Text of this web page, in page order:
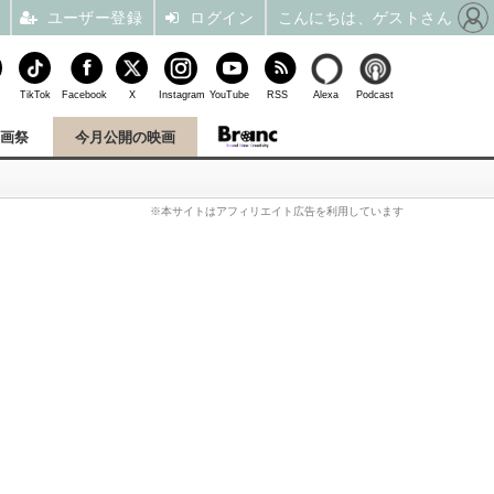
祭 今月公開の映画
※本サイトはアフィリエイト広告を利用しています
TikTok Facebook X Instagram YouTube RSS Alexa Podcast
ユーザー登録 ログイン こんにちは、ゲストさん